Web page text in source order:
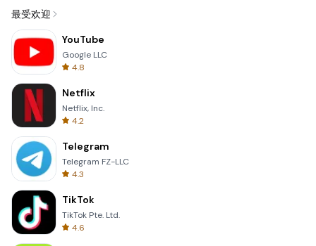
最受欢迎
YouTube
Google LLC
4.8
Netflix
Netflix, Inc.
4.2
Telegram
Telegram FZ-LLC
4.3
TikTok
TikTok Pte. Ltd.
4.6